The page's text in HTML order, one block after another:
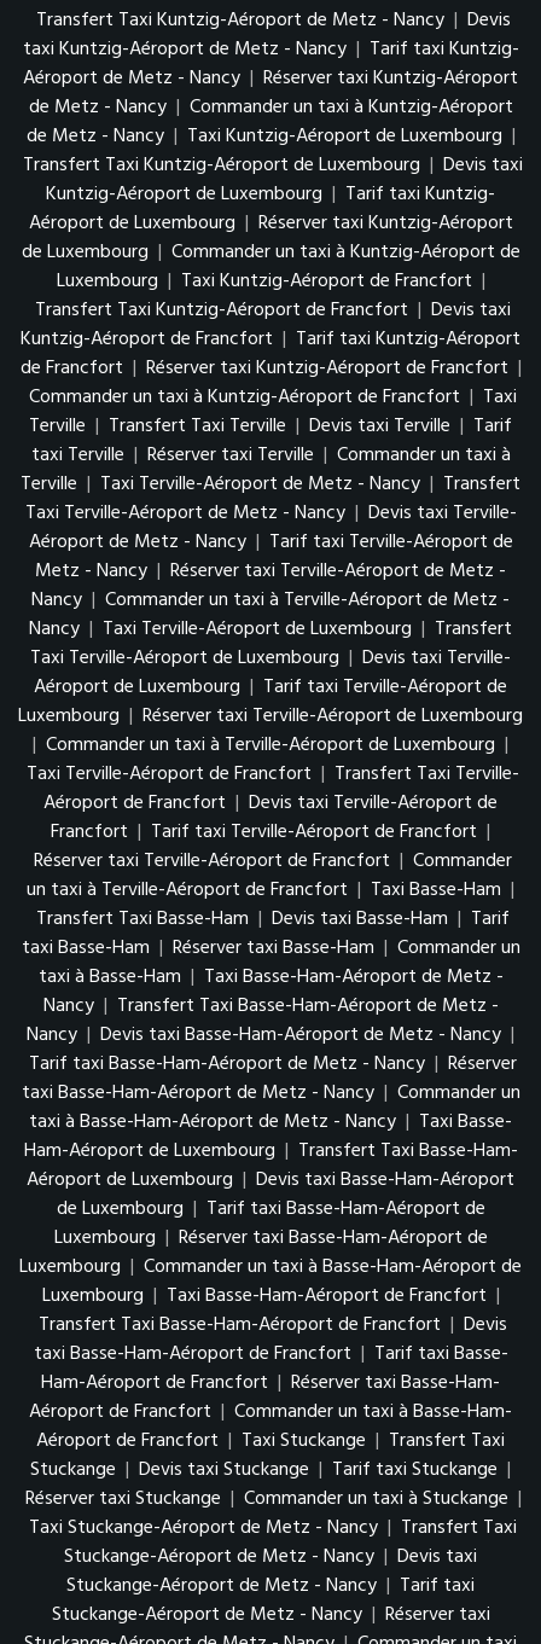
Transfert Taxi Kuntzig-Aéroport de Metz - Nancy | Devis
taxi Kuntzig-Aéroport de Metz - Nancy | Tarif taxi Kuntzig-
Aéroport de Metz - Nancy | Réserver taxi Kuntzig-Aéroport
de Metz - Nancy | Commander un taxi à Kuntzig-Aéroport
de Metz - Nancy | Taxi Kuntzig-Aéroport de Luxembourg |
Transfert Taxi Kuntzig-Aéroport de Luxembourg | Devis taxi
Kuntzig-Aéroport de Luxembourg | Tarif taxi Kuntzig-
Aéroport de Luxembourg | Réserver taxi Kuntzig-Aéroport
de Luxembourg | Commander un taxi à Kuntzig-Aéroport de
Luxembourg | Taxi Kuntzig-Aéroport de Francfort |
Transfert Taxi Kuntzig-Aéroport de Francfort | Devis taxi
Kuntzig-Aéroport de Francfort | Tarif taxi Kuntzig-Aéroport
de Francfort | Réserver taxi Kuntzig-Aéroport de Francfort |
Commander un taxi à Kuntzig-Aéroport de Francfort | Taxi
Terville | Transfert Taxi Terville | Devis taxi Terville | Tarif
taxi Terville | Réserver taxi Terville | Commander un taxi à
Terville | Taxi Terville-Aéroport de Metz - Nancy | Transfert
Taxi Terville-Aéroport de Metz - Nancy | Devis taxi Terville-
Aéroport de Metz - Nancy | Tarif taxi Terville-Aéroport de
Metz - Nancy | Réserver taxi Terville-Aéroport de Metz -
Nancy | Commander un taxi à Terville-Aéroport de Metz -
Nancy | Taxi Terville-Aéroport de Luxembourg | Transfert
Taxi Terville-Aéroport de Luxembourg | Devis taxi Terville-
Aéroport de Luxembourg | Tarif taxi Terville-Aéroport de
Luxembourg | Réserver taxi Terville-Aéroport de Luxembourg
| Commander un taxi à Terville-Aéroport de Luxembourg |
Taxi Terville-Aéroport de Francfort | Transfert Taxi Terville-
Aéroport de Francfort | Devis taxi Terville-Aéroport de
Francfort | Tarif taxi Terville-Aéroport de Francfort |
Réserver taxi Terville-Aéroport de Francfort | Commander
un taxi à Terville-Aéroport de Francfort | Taxi Basse-Ham |
Transfert Taxi Basse-Ham | Devis taxi Basse-Ham | Tarif
taxi Basse-Ham | Réserver taxi Basse-Ham | Commander un
taxi à Basse-Ham | Taxi Basse-Ham-Aéroport de Metz -
Nancy | Transfert Taxi Basse-Ham-Aéroport de Metz -
Nancy | Devis taxi Basse-Ham-Aéroport de Metz - Nancy |
Tarif taxi Basse-Ham-Aéroport de Metz - Nancy | Réserver
taxi Basse-Ham-Aéroport de Metz - Nancy | Commander un
taxi à Basse-Ham-Aéroport de Metz - Nancy | Taxi Basse-
Ham-Aéroport de Luxembourg | Transfert Taxi Basse-Ham-
Aéroport de Luxembourg | Devis taxi Basse-Ham-Aéroport
de Luxembourg | Tarif taxi Basse-Ham-Aéroport de
Luxembourg | Réserver taxi Basse-Ham-Aéroport de
Luxembourg | Commander un taxi à Basse-Ham-Aéroport de
Luxembourg | Taxi Basse-Ham-Aéroport de Francfort |
Transfert Taxi Basse-Ham-Aéroport de Francfort | Devis
taxi Basse-Ham-Aéroport de Francfort | Tarif taxi Basse-
Ham-Aéroport de Francfort | Réserver taxi Basse-Ham-
Aéroport de Francfort | Commander un taxi à Basse-Ham-
Aéroport de Francfort | Taxi Stuckange | Transfert Taxi
Stuckange | Devis taxi Stuckange | Tarif taxi Stuckange |
Réserver taxi Stuckange | Commander un taxi à Stuckange |
Taxi Stuckange-Aéroport de Metz - Nancy | Transfert Taxi
Stuckange-Aéroport de Metz - Nancy | Devis taxi
Stuckange-Aéroport de Metz - Nancy | Tarif taxi
Stuckange-Aéroport de Metz - Nancy | Réserver taxi